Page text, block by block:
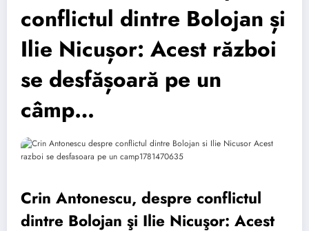
conflictul dintre Bolojan și
Ilie Nicușor: Acest război
se desfășoară pe un
câmp…
Crin Antonescu, despre conflictul
dintre Bolojan şi Ilie Nicuşor: Acest